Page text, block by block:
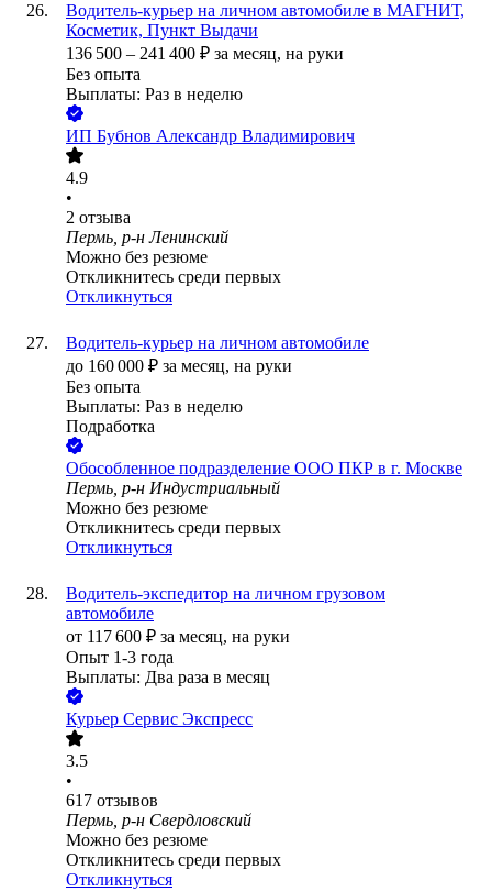
Водитель-курьер на личном автомобиле в МАГНИТ,
Косметик, Пункт Выдачи
136 500 – 241 400 ₽ за месяц, на руки
Без опыта
Выплаты: Раз в неделю
ИП Бубнов Александр Владимирович
4.9
•
2 отзыва
Пермь, р-н Ленинский
Можно без резюме
Откликнитесь среди первых
Откликнуться
Водитель-курьер на личном автомобиле
до 160 000 ₽ за месяц, на руки
Без опыта
Выплаты: Раз в неделю
Подработка
Обособленное подразделение ООО ПКР в г. Москве
Пермь, р-н Индустриальный
Можно без резюме
Откликнитесь среди первых
Откликнуться
Водитель-экспедитор на личном грузовом
автомобиле
от 117 600 ₽ за месяц, на руки
Опыт 1-3 года
Выплаты: Два раза в месяц
Курьер Сервис Экспресс
3.5
•
617 отзывов
Пермь, р-н Свердловский
Можно без резюме
Откликнитесь среди первых
Откликнуться